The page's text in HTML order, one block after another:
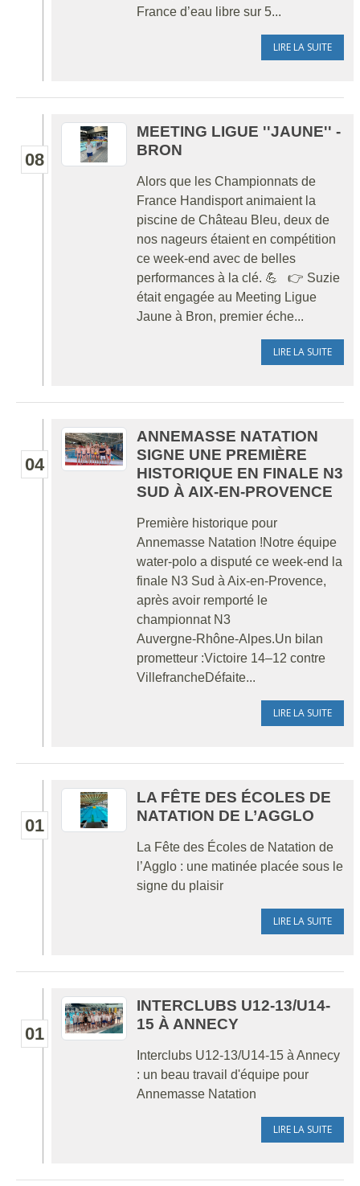
France d’eau libre sur 5...
LIRE LA SUITE
08
MEETING LIGUE ''JAUNE'' -
BRON
Alors que les Championnats de
France Handisport animaient la
piscine de Château Bleu, deux de
nos nageurs étaient en compétition
ce week-end avec de belles
performances à la clé. 💪 👉 Suzie
était engagée au Meeting Ligue
Jaune à Bron, premier éche...
LIRE LA SUITE
04
ANNEMASSE NATATION
SIGNE UNE PREMIÈRE
HISTORIQUE EN FINALE N3
SUD À AIX‑EN‑PROVENCE
Première historique pour
Annemasse Natation !Notre équipe
water‑polo a disputé ce week‑end la
finale N3 Sud à Aix‑en‑Provence,
après avoir remporté le
championnat N3
Auvergne‑Rhône‑Alpes.Un bilan
prometteur :Victoire 14–12 contre
VillefrancheDéfaite...
LIRE LA SUITE
01
LA FÊTE DES ÉCOLES DE
NATATION DE L’AGGLO
La Fête des Écoles de Natation de
l’Agglo : une matinée placée sous le
signe du plaisir
LIRE LA SUITE
01
INTERCLUBS U12-13/U14-
15 À ANNECY
Interclubs U12-13/U14-15 à Annecy
: un beau travail d'équipe pour
Annemasse Natation
LIRE LA SUITE